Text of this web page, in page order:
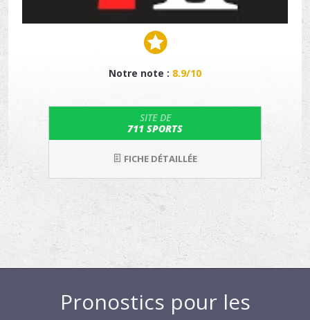
Notre note : 8.9/10
SITE DE
711 SPORTS
FICHE DÉTAILLÉE
Pronostics pour les